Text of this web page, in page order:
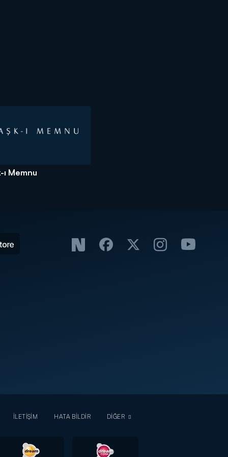
ı Memnu
İLETİŞİM HATA BİLDİR DİĞER